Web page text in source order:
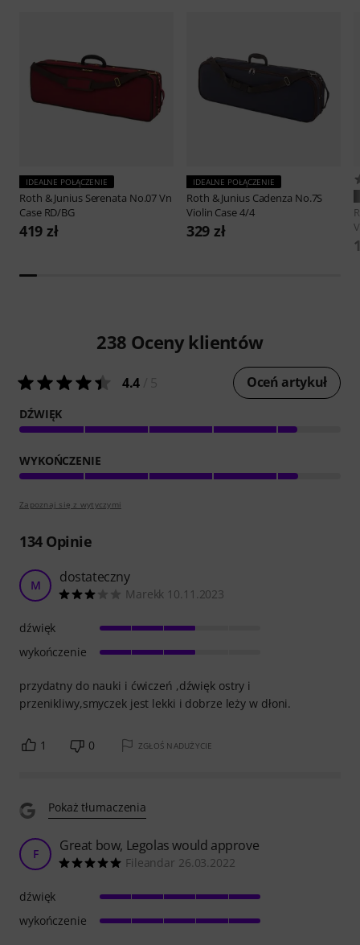
IDEALNE POŁĄCZENIE
Roth & Junius Serenata No.07 Vn
Case RD/BG
419 zł
IDEALNE POŁĄCZENIE
Roth & Junius Cadenza No.7S
Violin Case 4/4
329 zł
238 Oceny klientów
4.4 Oceń artykuł
DŹWIĘK
WYKOŃCZENIE
Zapoznaj się z wytyczymi
134Opinie
M dostateczny
Marekk 10.11.2023
przydatny do nauki i ćwiczeń ,dźwięk ostry i
przenikliwy,smyczek jest lekki i dobrze leży w dłoni.
dźwięk
wykończenie
1 0 ZGŁOŚ NADUŻYCIE
Pokaż tłumaczenia
F Great bow, Legolas would approve
Fileandar 26.03.2022
dźwięk
wykończenie